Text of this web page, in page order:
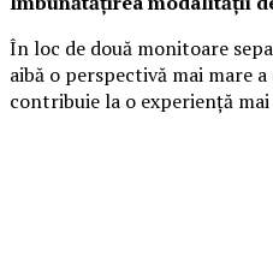
În loc de două monitoare
aibă o perspectivă mai mare
contribuie la o experiență